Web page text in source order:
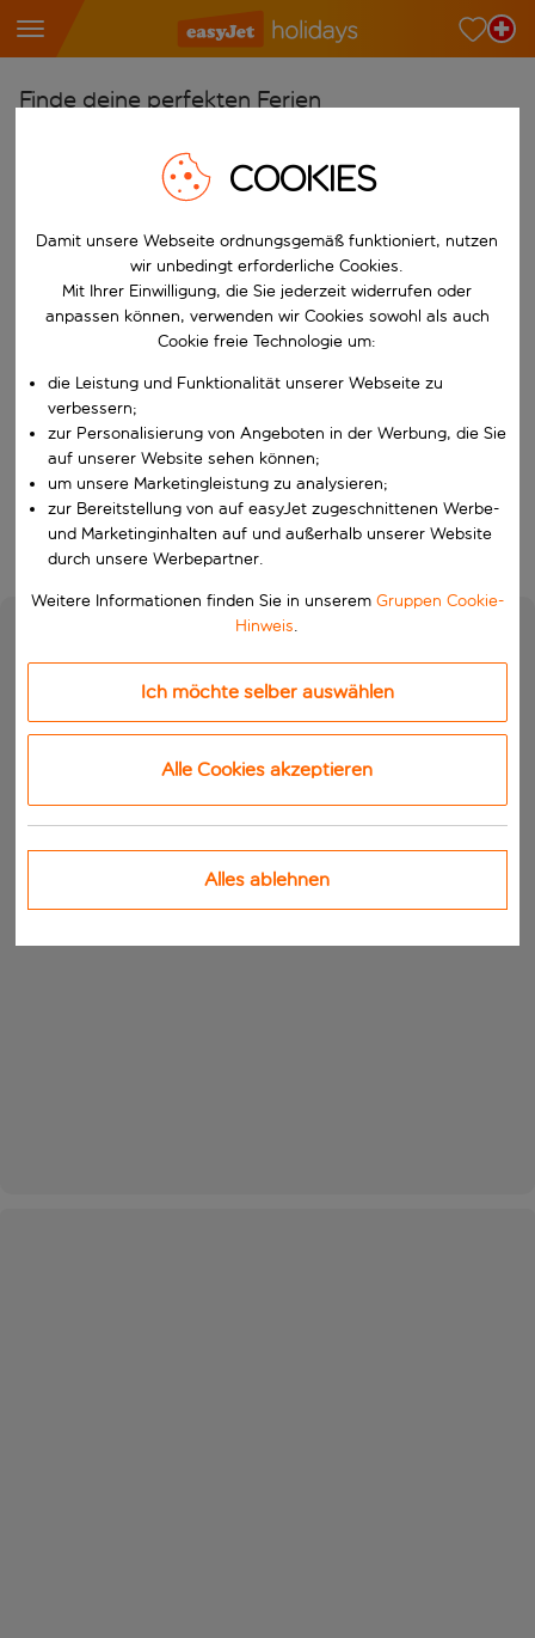
Finde deine perfekten Ferien
Wähle deine Flughäfen
Beginne mit der Eingabe für die automatische
Reiseziele finden
Nach
W&auml;hle ein Ab- und R&uuml;ckflugdatum aus.
Wähle deine Reisedaten
Wann
Wer
Suchen
COOKIES
Damit unsere Webseite ordnungsgemäß funktioniert, nutzen
wir unbedingt erforderliche Cookies.
Mit Ihrer Einwilligung, die Sie jederzeit widerrufen oder
anpassen können, verwenden wir Cookies sowohl als auch
Cookie freie Technologie um:
die Leistung und Funktionalität unserer Webseite zu
verbessern;
zur Personalisierung von Angeboten in der Werbung, die Sie
auf unserer Website sehen können;
um unsere Marketingleistung zu analysieren;
zur Bereitstellung von auf easyJet zugeschnittenen Werbe-
und Marketinginhalten auf und außerhalb unserer Website
durch unsere Werbepartner.
Weitere Informationen finden Sie in unserem Gruppen Cookie-
Hinweis.
Ich möchte selber auswählen
Alle Cookies akzeptieren
Alles ablehnen